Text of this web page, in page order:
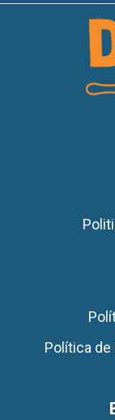
Política de